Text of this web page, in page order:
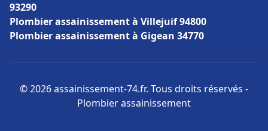
93290
Plombier assainissement à Villejuif 94800
Plombier assainissement à Gigean 34770
© 2026 assainissement-74.fr. Tous droits réservés -
Plombier assainissement